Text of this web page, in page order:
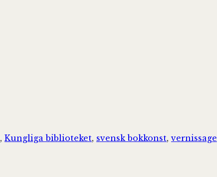
, Kungliga biblioteket, svensk bokkonst,vernissage